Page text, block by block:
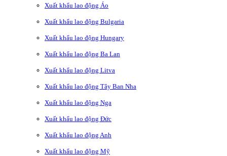
Xuất khẩu lao động Áo
Xuất khẩu lao động Bulgaria
Xuất khẩu lao động Hungary
Xuất khẩu lao động Ba Lan
Xuất khẩu lao động Litva
Xuất khẩu lao động Tây Ban Nha
Xuất khẩu lao động Nga
Xuất khẩu lao động Đức
Xuất khẩu lao động Anh
Xuất khẩu lao động Mỹ